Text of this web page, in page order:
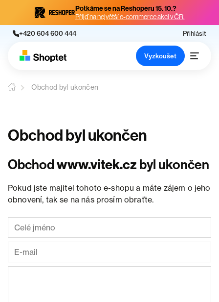
Potkáme se na Reshoperu 15. 10.?
Přijď na největší e-commerce akci v ČR.
+420 604 600 444 Přihlásit
Vyzkoušet
Obchod byl ukončen
Obchod byl ukončen
Obchodwww.vitek.cz byl ukončen
Pokud jste majitel tohoto e-shopu a máte zájem o jeho
obnovení, tak se na nás prosím obraťte.